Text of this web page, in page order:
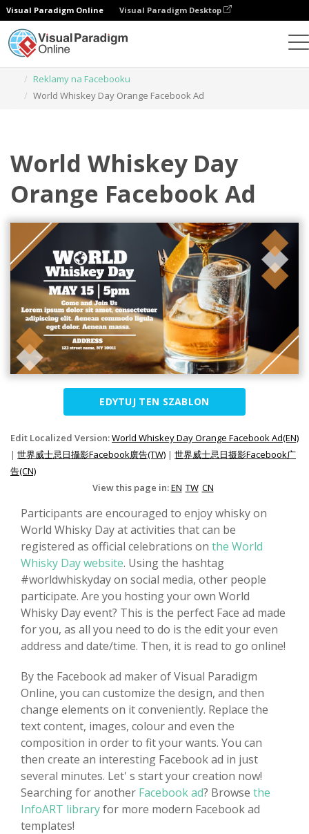
Visual Paradigm Online Visual Paradigm Desktop
Reklamy na Facebooku
World Whiskey Day Orange Facebook Ad
World Whiskey Day
Orange Facebook Ad
EDYTUJ TEN SZABLON
Edit Localized Version:World Whiskey Day Orange Facebook Ad(EN)
| 世界威士忌日攝影Facebook廣告(TW) | 世界威士忌日摄影Facebook广
告(CN)
View this page in:EN TW CN
Participants are encouraged to enjoy whisky on
World Whisky Day at activities that can be
registered as official celebrations on the World
Whisky Day website. Using the hashtag
#worldwhiskyday on social media, other people
participate. Are you hosting your own World
Whisky Day event? This is the perfect Face ad made
for you, as all you need to do is the edit your even
address and date/time. Then, it is read to go online!
By the Facebook ad maker of Visual Paradigm
Online, you can customize the design, and then
change elements on it conveniently. Replace the
text content, images, colour and even the
composition in order to fit your wants. You can
then create an interesting Facebook ad in just
several minutes. Let' s start your creation now!
Searching for another Facebook ad? Browse the
InfoART libraryfor more modern Facebook ad
templates!